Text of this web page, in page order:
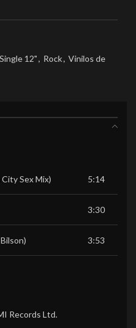
12", Rock, Vinilos de
Sex Mix) 5:14
3:30
3:53
Records Ltd.